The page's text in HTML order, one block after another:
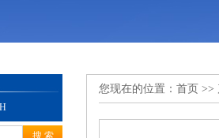
您现在的位置： 首页 >>